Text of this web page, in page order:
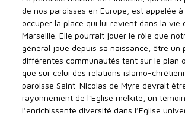
de nos paroisses en Europe, est appelée
occuper la place qui lui revient dans la vie
Marseille. Elle pourrait jouer le rôle que
général joue depuis sa naissance, être un
différentes communautés tant sur le plan
que sur celui des relations islamo-
paroisse Saint-Nicolas de Myre devrait
rayonnement de l’Eglise melkite, un
l’enrichissante diversité dans l’Eglise